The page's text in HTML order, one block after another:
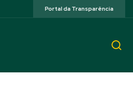
Portal da Transparência